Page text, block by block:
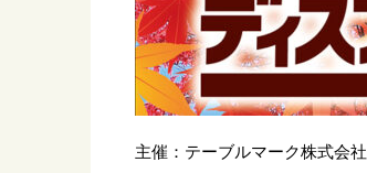
主催：テーブルマーク株式会社